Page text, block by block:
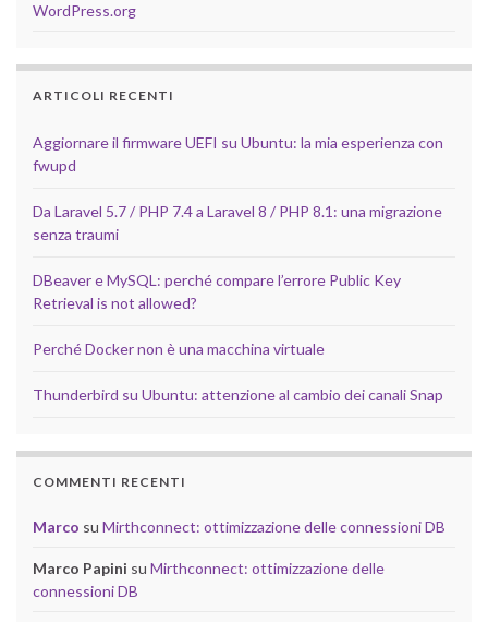
WordPress.org
ARTICOLI RECENTI
Aggiornare il firmware UEFI su Ubuntu: la mia esperienza con
fwupd
Da Laravel 5.7 / PHP 7.4 a Laravel 8 / PHP 8.1: una migrazione
senza traumi
DBeaver e MySQL: perché compare l’errore Public Key
Retrieval is not allowed?
Perché Docker non è una macchina virtuale
Thunderbird su Ubuntu: attenzione al cambio dei canali Snap
COMMENTI RECENTI
Marco su Mirthconnect: ottimizzazione delle connessioni DB
Marco Papini su Mirthconnect: ottimizzazione delle
connessioni DB